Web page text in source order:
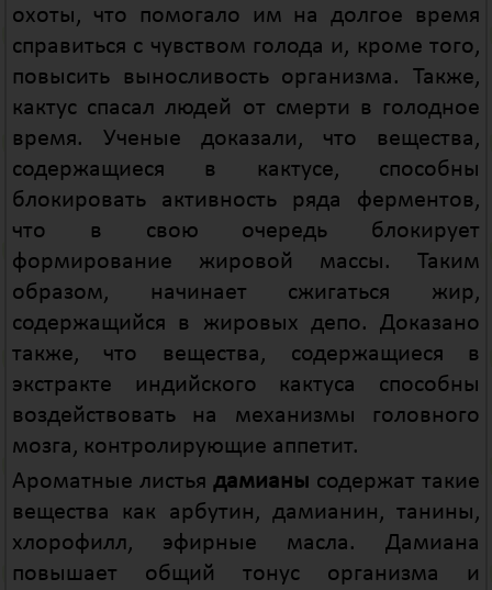
охоты, что помогало им на долгое время
справиться с чувством голода и, кроме того,
повысить выносливость организма. Также,
кактус спасал людей от смерти в голодное
время. Ученые доказали, что вещества,
содержащиеся в кактусе, способны
блокировать активность ряда ферментов,
что в свою очередь блокирует
формирование жировой массы. Таким
образом, начинает сжигаться жир,
содержащийся в жировых депо. Доказано
также, что вещества, содержащиеся в
экстракте индийского кактуса способны
воздействовать на механизмы головного
мозга, контролирующие аппетит.
Ароматные листья дамианы содержат такие
вещества как арбутин, дамианин, танины,
хлорофилл, эфирные масла. Дамиана
повышает общий тонус организма и